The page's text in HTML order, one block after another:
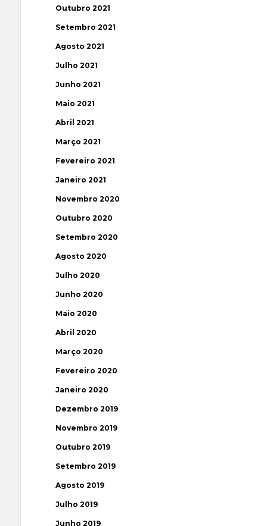
Outubro 2021
Setembro 2021
Agosto 2021
Julho 2021
Junho 2021
Maio 2021
Abril 2021
Março 2021
Fevereiro 2021
Janeiro 2021
Novembro 2020
Outubro 2020
Setembro 2020
Agosto 2020
Julho 2020
Junho 2020
Maio 2020
Abril 2020
Março 2020
Fevereiro 2020
Janeiro 2020
Dezembro 2019
Novembro 2019
Outubro 2019
Setembro 2019
Agosto 2019
Julho 2019
Junho 2019